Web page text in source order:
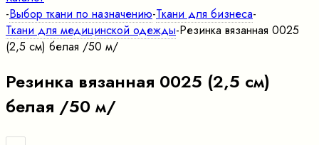
-Выбор ткани по назначению-Ткани для бизнеса-
Ткани для медицинской одежды-Резинка вязанная 0025
(2,5 см) белая /50 м/
Резинка вязанная 0025 (2,5 см)
белая /50 м/